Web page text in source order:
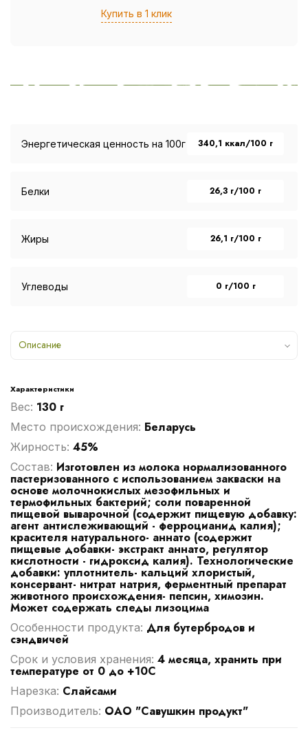
Купить в 1 клик
Энергетическая ценность на 100г 340,1 ккал/100 г
Белки 26,3 г/100 г
Жиры 26,1 г/100 г
Углеводы 0 г/100 г
Описание
Характеристики
Вес: 130 г
Место происхождения: Беларусь
Жирность: 45%
Cостав: Изготовлен из молока нормализованного
пастеризованного с использованием закваски на
основе молочнокислых мезофильных и
термофильных бактерий; соли поваренной
пищевой выварочной (содержит пищевую добавку:
агент антислеживающий - ферроцианид калия);
красителя натурального- аннато (содержит
пищевые добавки- экстракт аннато, регулятор
кислотности - гидроксид калия). Технологические
добавки: уплотнитель- кальций хлористый,
консервант- нитрат натрия, ферментный препарат
животного происхождения- пепсин, химозин.
Может содержать следы лизоцима
Особенности продукта: Для бутербродов и
сэндвичей
Срок и условия хранения: 4 месяца, хранить при
температуре от 0 до +10С
Нарезка: Слайсами
Производитель: ОАО "Савушкин продукт"